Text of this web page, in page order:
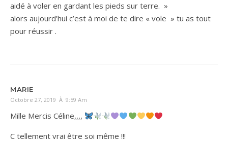
aidé à voler en gardant les pieds sur terre. »
alors aujourd’hui c’est à moi de te dire « vole » tu as tout
pour réussir .
MARIE
Octobre 27, 2019 À 9:59 Am
Mille Mercis Céline,,,,
C tellement vrai être soi même !!!